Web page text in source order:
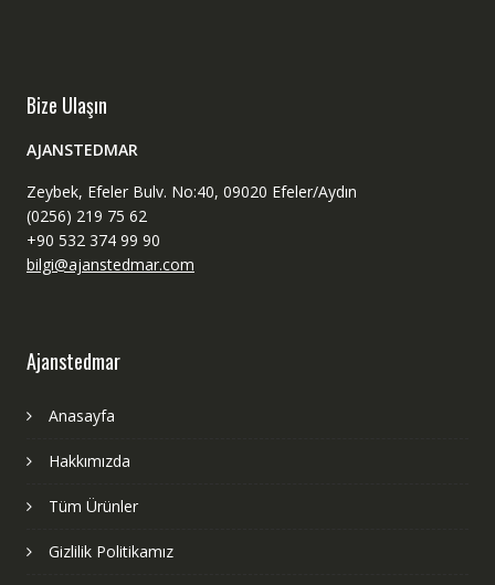
Bize Ulaşın
AJANSTEDMAR
Zeybek, Efeler Bulv. No:40, 09020 Efeler/Aydın
(0256) 219 75 62
+90 532 374 99 90
bilgi@ajanstedmar.com
Ajanstedmar
Anasayfa
Hakkımızda
Tüm Ürünler
Gizlilik Politikamız